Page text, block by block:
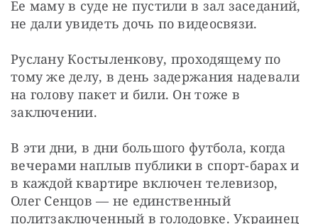
Ее маму в суде не пустили в зал заседаний,
не дали увидеть дочь по видеосвязи.
Руслану Костыленкову, проходящему по
тому же делу, в день задержания надевали
на голову пакет и били. Он тоже в
заключении.
В эти дни, в дни большого футбола, когда
вечерами наплыв публики в спорт-барах и
в каждой квартире включен телевизор,
Олег Сенцов — не единственный
политзаключенный в голодовке. Украинец